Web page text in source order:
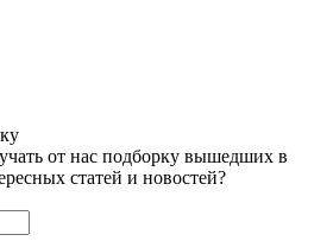
от нас подборку вышедших в
статей и новостей?